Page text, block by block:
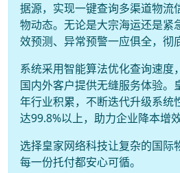
据源，实现一键查询多渠道物流
物动态。无论是大宗海运还是紧
效预测、异常预警一应俱全，彻
系统采用智能算法优化查询速度
国内外客户提供无缝服务体验。
年行业积累，不断迭代升级系统
达99.8%以上，助力企业降本增
选择皇家网络科技让复杂的国际
每一份托付都安心可循。